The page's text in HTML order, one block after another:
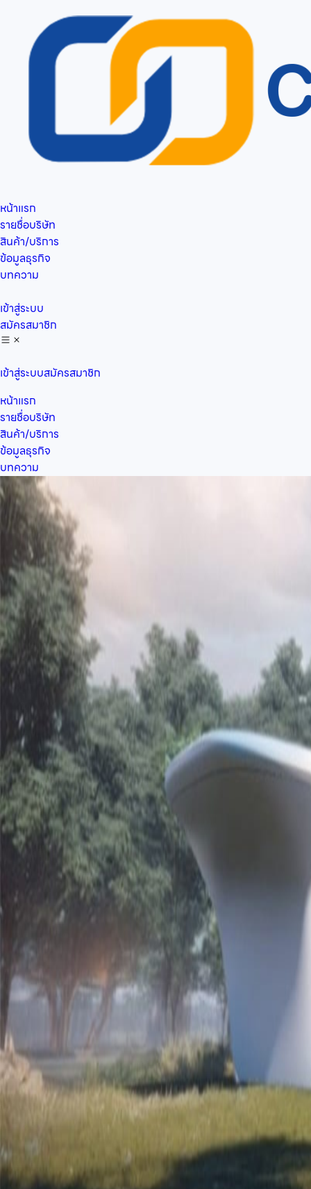
หน้าแรก
รายชื่อบริษัท
สินค้า/บริการ
ข้อมูลธุรกิจ
บทความ
เข้าสู่ระบบ
สมัครสมาชิก
เข้าสู่ระบบสมัครสมาชิก
หน้าแรก
รายชื่อบริษัท
สินค้า/บริการ
ข้อมูลธุรกิจ
บทความ